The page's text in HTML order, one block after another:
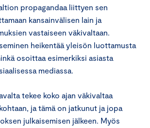
propagandaa liittyen sen
kansainvälisen lain ja
vastaiseen väkivaltaan.
heikentää yleisön luottamusta
osoittaa esimerkiksi asiasta
mediassa.
tekee koko ajan väkivaltaa
ja tämä on jatkunut ja jopa
julkaisemisen jälkeen. Myös